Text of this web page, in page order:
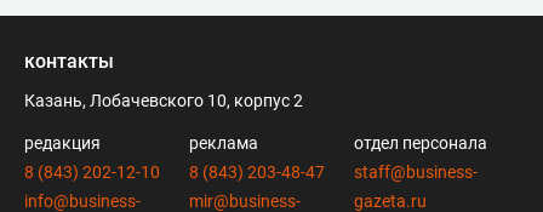
контакты
Казань, Лобачевского 10, корпус 2
редакция
8 (843) 202-12-10
info@business-
реклама
8 (843) 203-48-47
mir@business-
отдел персонала
staff@business-
gazeta.ru